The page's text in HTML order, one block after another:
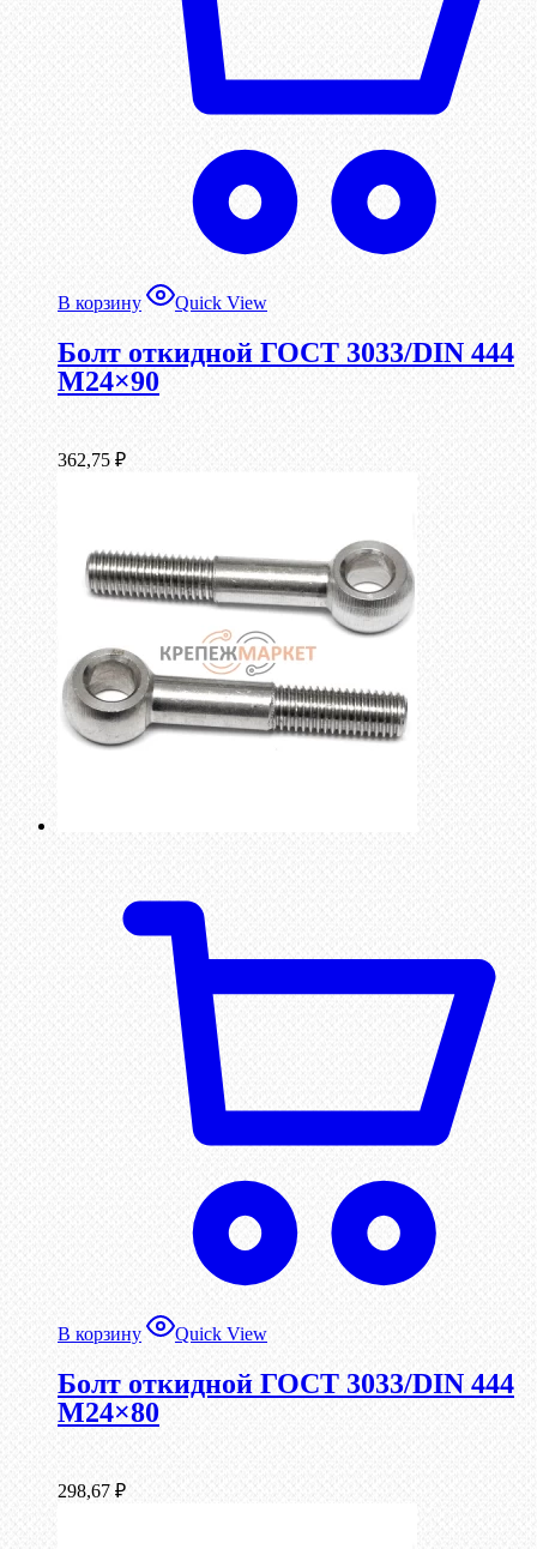
В корзину Quick View
Болт откидной ГОСТ 3033/DIN 444
М24×90
362,75 ₽
В корзину Quick View
Болт откидной ГОСТ 3033/DIN 444
М24×80
298,67 ₽